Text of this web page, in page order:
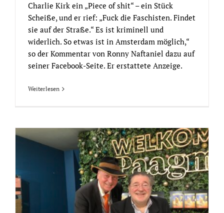
Charlie Kirk ein „Piece of shit“ – ein Stück
Scheiße, und er rief: „Fuck die Faschisten. Findet
sie auf der Straße.“ Es ist kriminell und
widerlich. So etwas ist in Amsterdam möglich,“
so der Kommentar von Ronny Naftaniel dazu auf
seiner Facebook-Seite. Er erstattete Anzeige.
Weiterlesen